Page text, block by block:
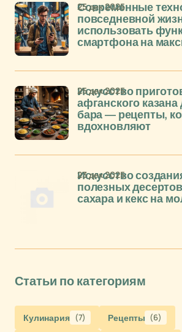
Современные
повседневной
использовать
смартфона на
25 дек 2025
Искусство
афганского казана
бара — рецепты,
вдохновляют
25 дек 2025
Искусство
полезных
сахара и кекс на
23 дек 2025
Статьи по категориям
Кулинария (7) Рецепты (6)